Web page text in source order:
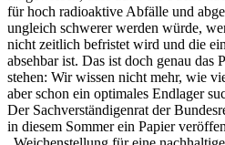
für hoch radioaktive Abfälle und
ungleich schwerer werden würde,
nicht zeitlich befristet wird und die
absehbar ist. Das ist doch genau das
stehen: Wir wissen nicht mehr, wie
aber schon ein optimales Endlager
Der Sachverständigenrat der
in diesem Sommer ein Papier